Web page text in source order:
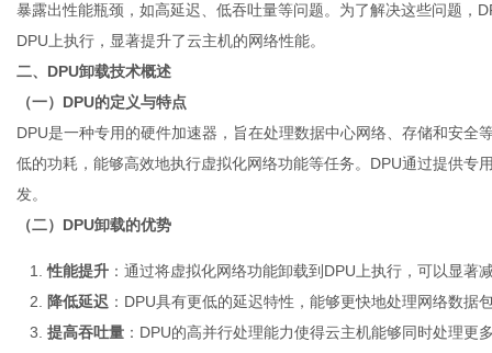
暴露出性能瓶颈，如高延迟、低吞吐量等问题。为了解决这些问题，
DPU上执行，显著提升了云主机的网络性能。
二、DPU卸载技术概述
（一）DPU的定义与特点
DPU是一种专用的硬件加速器，旨在处理数据中心网络、存储和安
低的功耗，能够高效地执行虚拟化网络功能等任务。DPU通过提供
发。
（二）DPU卸载的优势
性能提升 ：通过将虚拟化网络功能卸载到DPU上执行，可以显著
降低延迟 ：DPU具有更低的延迟特性，能够更快地处理网络数据
提高吞吐量 ：DPU的高并行处理能力使得云主机能够同时处理更